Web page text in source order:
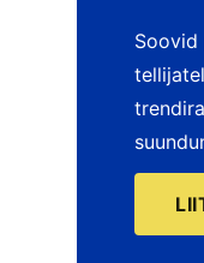
Soovid